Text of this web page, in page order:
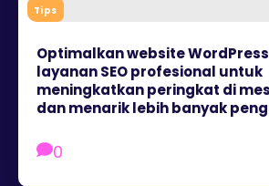
Tips
Optimalkan website
layanan SEO profesional untuk
meningkatkan peringkat di
dan menarik lebih banyak
0